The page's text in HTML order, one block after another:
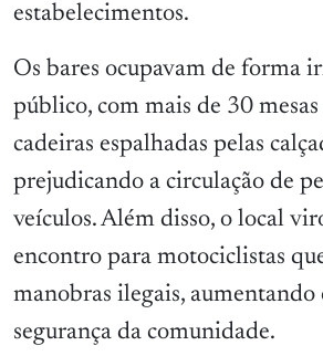
estabelecimentos.
Os bares ocupavam de forma
público, com mais de 30
cadeiras espalhadas pelas
prejudicando a circulação de
veículos. Além disso, o local
encontro para motociclistas
manobras ilegais, aumentando
segurança da comunidade.